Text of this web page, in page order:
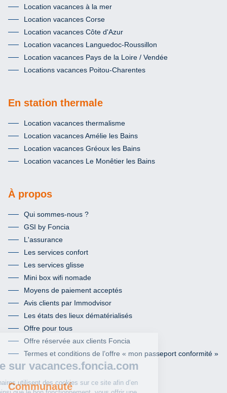
Location vacances à la mer
Location vacances Corse
Location vacances Côte d'Azur
Location vacances Languedoc-Roussillon
Location vacances Pays de la Loire / Vendée
Locations vacances Poitou-Charentes
En station thermale
Location vacances thermalisme
Location vacances Amélie les Bains
Location vacances Gréoux les Bains
Location vacances Le Monêtier les Bains
À propos
Qui sommes-nous ?
GSI by Foncia
L'assurance
Les services confort
Les services glisse
Mini box wifi nomade
Moyens de paiement acceptés
Avis clients par Immodvisor
Les états des lieux dématérialisés
Offre pour tous
Offre réservée aux clients Foncia
Termes et conditions de l’offre « mon passeport conformité »
Communauté